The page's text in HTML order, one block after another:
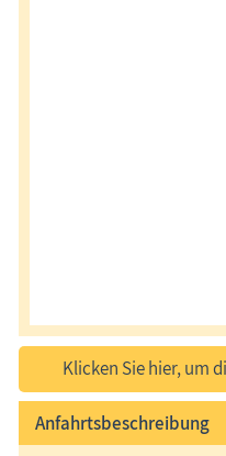
Klicken Sie hier, um
Anfahrtsbeschreibung